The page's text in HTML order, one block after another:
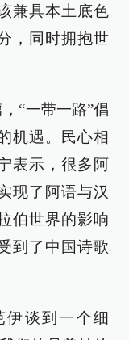
兼具本土底色
，同时拥抱世
“一带一路”倡
机遇。民心相
表示，很多阿
现了阿语与汉
伯世界的影响
到了中国诗歌
伊谈到一个细